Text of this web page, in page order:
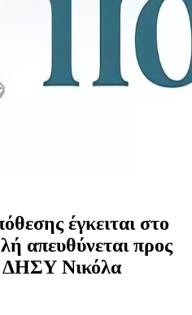
έγκειται στο
απευθύνεται προς
ΔΗΣΥ Νικόλα